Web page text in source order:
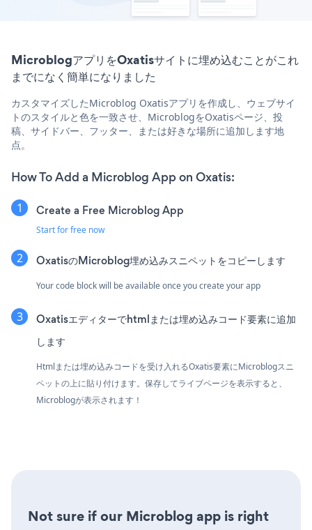
MicroblogアプリをOxatisサイトに埋め込むことがこれ
までになく簡単になりました
カスタマイズしたMicroblog Oxatisアプリを作成し、ウェブサイ
トのスタイルと色を一致させ、MicroblogをOxatisページ、投
稿、サイドバー、フッター、または好きな場所に追加します地
点。
How To Add a Microblog App on Oxatis:
Create a Free Microblog App
Start for free now
OxatisのMicroblog埋め込みスニペットをコピーします
Your code block will be available once you create your app
Oxatisエディターでhtmlまたは埋め込みコード要素に追加
します
Htmlまたは埋め込みコードを受け入れるOxatis要素にMicroblogスニ
ペットの上に貼り付けます。保存してライブページを表示すると、
Microblogが表示されます！
Not sure if our Microblog app is right